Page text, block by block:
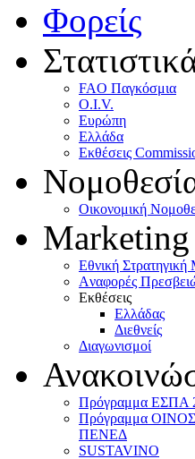
Φορείς
FAO Παγκόσμια
O.I.V.
Ευρώπη
Ελλάδα
Eκθέσεις
Οικονομική
Marketing
Eθνική
Aναφορές
Eκθέσεις
Eλλάδας
Διεθνείς
Διαγωνισμοί
Πρόγραμμα ΕΣΠΑ
Πρόγραμμα
ΠΕΝΕΔ
SUSTAVINO